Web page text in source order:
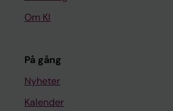
Om KI
På gång
Nyheter
Kalender